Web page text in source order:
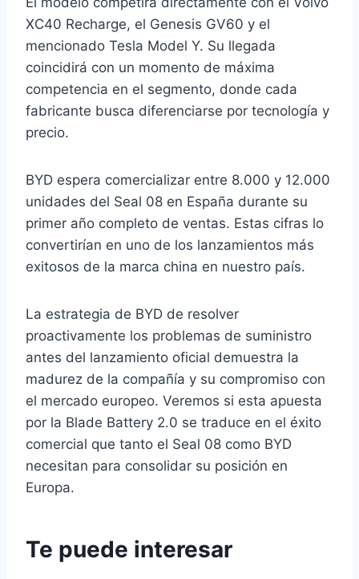
XC40 Recharge, el Genesis GV60 y el
mencionado Tesla Model Y. Su llegada
coincidirá con un momento de máxima
competencia en el segmento, donde cada
fabricante busca diferenciarse por tecnología y
precio.
BYD espera comercializar entre 8.000 y 12.000
unidades del Seal 08 en España durante su
primer año completo de ventas. Estas cifras lo
convertirían en uno de los lanzamientos más
exitosos de la marca china en nuestro país.
La estrategia de BYD de resolver
proactivamente los problemas de suministro
antes del lanzamiento oficial demuestra la
madurez de la compañía y su compromiso con
el mercado europeo. Veremos si esta apuesta
por la Blade Battery 2.0 se traduce en el éxito
comercial que tanto el Seal 08 como BYD
necesitan para consolidar su posición en
Europa.
Te puede interesar